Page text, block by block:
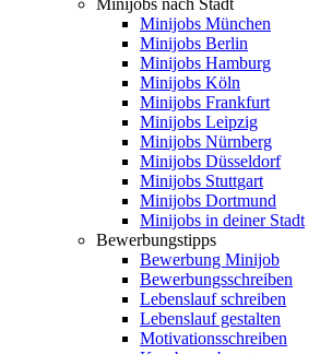
Minijobs nach Stadt
Minijobs München
Minijobs Berlin
Minijobs Hamburg
Minijobs Köln
Minijobs Frankfurt
Minijobs Leipzig
Minijobs Nürnberg
Minijobs Düsseldorf
Minijobs Stuttgart
Minijobs Dortmund
Minijobs in deiner Stadt
Bewerbungstipps
Bewerbung Minijob
Bewerbungsschreiben
Lebenslauf schreiben
Lebenslauf gestalten
Motivationsschreiben